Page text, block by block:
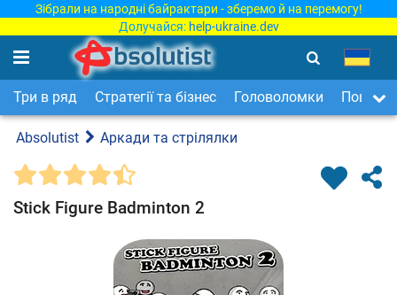
Зібрали на народні байрактари - зберемо й на перемогу!
Долучайся: help-ukraine.dev
Три в ряд Стратегії та бізнес Головоломки Пошук
Absolutist Аркади та стрілялки
Stick Figure Badminton 2